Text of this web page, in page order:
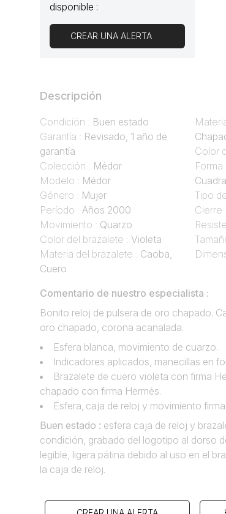
disponible :
CREAR UNA ALERTA
Descripción
Condición : Buen estado
Garantía : Revisado, 1 año de
garantía
Colección : Médor
Modelo : Médor
Género : Mujer
Período :Años 2000
Movimiento : Quarzo
Color del brazalete :Violeta
Materia del brazalete : Caoba,
Cuero
Color
Tipo
Cierre :
Comentario de nuestro especialista :
Bonito reloj de pulsera de oro chapado.
oro chapado, corona acanalada.
Esfera blanca, movimiento de cuarzo.
Indicadores aplicados, manecillas en
Brazalete de cuero violeta con firma
chapado con firma Hermès.
Esfera‚ caja de reloj y movimiento
Buen estado : esfera caja de reloj y
condición, grabado del logotipo al dorso
legible, ligera pátina debido al uso en el
la caja de reloj.